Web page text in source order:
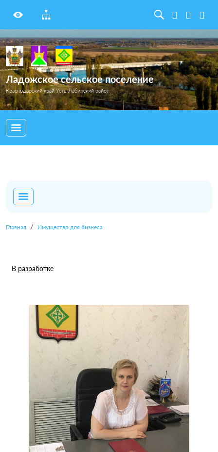
Ладожское сельское поселение
Краснодарский край Усть-Лабинский район
Главная Имущество для бизнеса
В разработке